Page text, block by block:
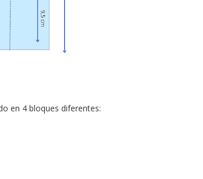
en 4 bloques diferentes: